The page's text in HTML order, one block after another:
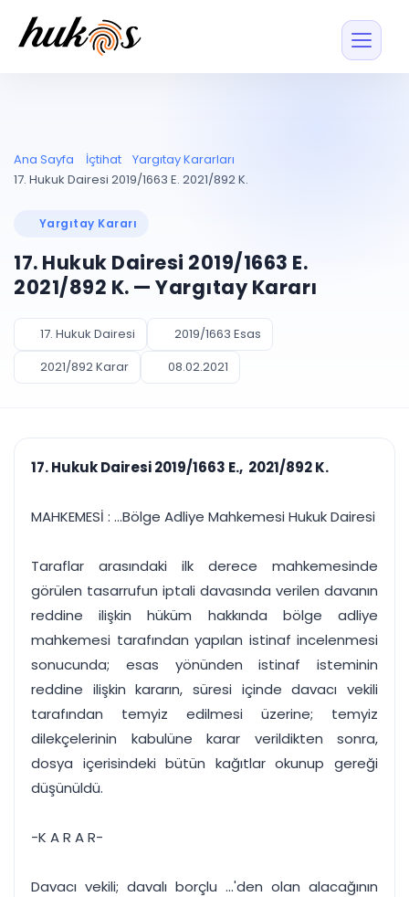
Entegrasyonu
UYAP ile otomatik
UYAP Evrak
Entegrasyonu
UETS Entegrasyonu
Tebligatları anında
Müvekkil ve taraf
Vekalet
PLANLAMA & TAKİP
Pano ve Takip
Duruşma ve görev
takvimi
Bildirim
Süreleri asla kaçırmayın
takibi
rapor
Tek panelde uçtan uca yönetim
UYAP & UETS entegrasyonundan finansa, hepsi bir arada.
Tüm özellikleri inceleyin Ücretsiz Başlayın
Blog
Ücretsiz Başlayın Giriş Yap
Ana Sayfa İçtihat
Yargıtay Kararları
17. Hukuk Dairesi 2019/1663 E. 2021/892 K.
Yargıtay Kararı
17. Hukuk Dairesi 2019/1663 E.
2021/892 K. — Yargıtay Kararı
17. Hukuk Dairesi
2019/1663 Esas
2021/892 Karar
08.02.2021
17. Hukuk Dairesi 2019/1663 E., 2021/892 K.
MAHKEMESİ : ...Bölge Adliye Mahkemesi Hukuk Dairesi
Taraflar arasındaki ilk derece mahkemesinde
görülen tasarrufun iptali davasında verilen davanın
reddine ilişkin hüküm hakkında bölge adliye
mahkemesi tarafından yapılan istinaf incelenmesi
sonucunda; esas yönünden istinaf isteminin
reddine ilişkin kararın, süresi içinde davacı vekili
tarafından temyiz edilmesi üzerine; temyiz
dilekçelerinin kabulüne karar verildikten sonra,
dosya içerisindeki bütün kağıtlar okunup gereği
düşünüldü.
-K A R A R-
Davacı vekili; davalı borçlu ...'den olan alacağının